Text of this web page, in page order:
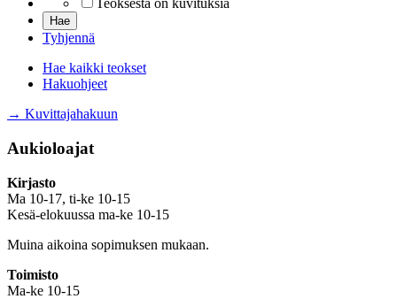
Teoksesta on kuvituksia
Tyhjennä
Hae kaikki teokset
Hakuohjeet
→ Kuvittajahakuun
Aukioloajat
Kirjasto
Ma 10-17, ti-ke 10-15
Kesä-elokuussa ma-ke 10-15
Muina aikoina sopimuksen mukaan.
Toimisto
Ma-ke 10-15